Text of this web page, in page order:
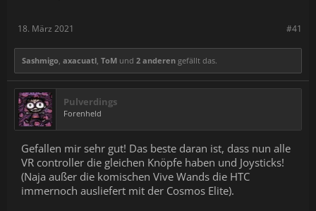
#41
18. März 2021
Sashmigo, axacuatl, ToM und 2 anderen gefällt das.
Pulverdings
Forenheld
Gefallen mir sehr gut! Das beste daran ist, dass nun alle
VR controller die gleichen Knöpfe haben und Joysticks!
(Naja außer die komischen Vive Wands die HTC
immernoch ausliefert mit der Cosmos Elite).